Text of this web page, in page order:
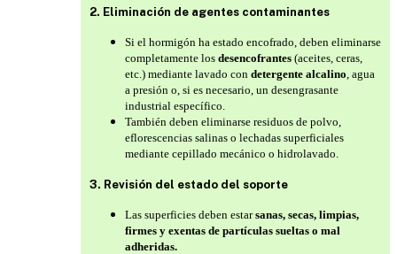
2. Eliminación de agentes contaminantes
Si el hormigón ha estado encofrado, deben eliminarse
completamente los desencofrantes (aceites, ceras,
etc.) mediante lavado con detergente alcalino , agua
a presión o, si es necesario, un desengrasante
industrial específico.
También deben eliminarse residuos de polvo,
eflorescencias salinas o lechadas superficiales
mediante cepillado mecánico o hidrolavado.
3. Revisión del estado del soporte
Las superficies deben estarsanas, secas, limpias,
firmes y exentas de partículas sueltas o mal
adheridas.